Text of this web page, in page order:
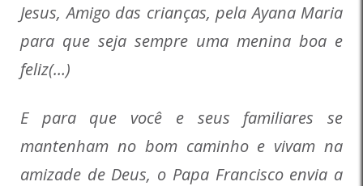
Jesus, Amigo das crianças, pela Ayana Maria
para que seja sempre uma menina boa e
feliz(…)
E para que você e seus familiares se
mantenham no bom caminho e vivam na
amizade de Deus, o Papa Francisco envia a